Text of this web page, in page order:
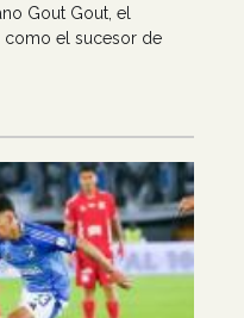
Gout Gout, el
como el sucesor de